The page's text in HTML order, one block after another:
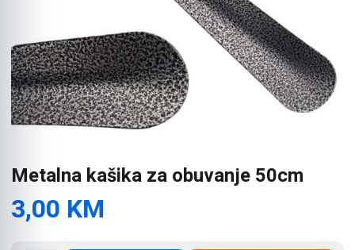
Metalna kašika za obuvanje 50cm
3,00 KM